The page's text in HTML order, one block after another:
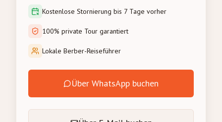
Kostenlose Stornierung bis 7 Tage vorher
100% private Tour garantiert
Lokale Berber-Reiseführer
Über WhatsApp buchen